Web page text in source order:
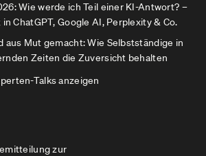
Wie werde ich Teil einer KI-Antwort? –
ChatGPT, Google AI, Perplexity & Co.
aus Mut gemacht: Wie Selbstständige in
Zeiten die Zuversicht behalten
Talks anzeigen
zur